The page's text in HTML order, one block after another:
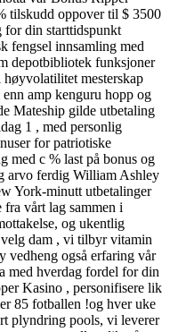
tilskudd oppover til $ 3500
din starttidspunkt
fengsel innsamling med
depotbibliotek funksjoner
mesterskap
amp kenguru hopp og
Mateship gilde utbetaling
1 , med personlig
for patriotiske
med c % last på bonus og
arvo ferdig William Ashley
York-minutt utbetalinger
vårt lag sammen i
og ukentlig
dam , vi tilbyr vitamin
vedheng også erfaring vår
med hverdag fordel for din
Kasino , personifisere lik
85 fotballen !og hver uke
plyndring pools, vi leverer